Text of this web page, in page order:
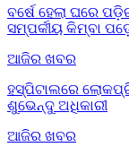
ବର୍ଷେ ହେଲା ଘରେ
ସମ୍ପର୍କୀୟ କିମ୍ବା
ଆଜିର ଖବର
ହସ୍ପିଟାଲରେ
ଶୁଭେନ୍ଦୁ ଅଧିକାରୀ
ଆଜିର ଖବର